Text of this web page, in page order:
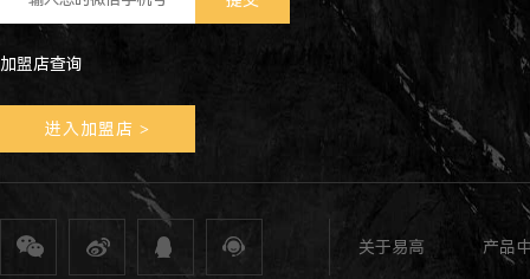
加盟店查询
进入加盟店 >
关于易高 产品